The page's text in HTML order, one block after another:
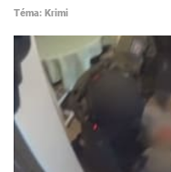
Téma: Krimi